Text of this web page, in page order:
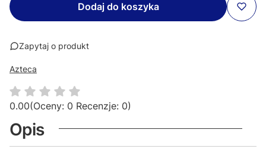
Dodaj do koszyka
Zapytaj o produkt
Azteca
0.00(Oceny: 0 Recenzje: 0)
Opis